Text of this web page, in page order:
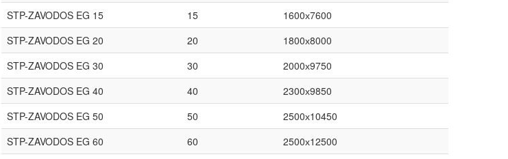
STP-ZAVODOS EG 15
15
1600х7600
STP-ZAVODOS EG 20
20
1800х8000
STP-ZAVODOS EG 30
30
2000х9750
STP-ZAVODOS EG 40
40
2300х9850
STP-ZAVODOS EG 50
50
2500х10450
STP-ZAVODOS EG 60
60
2500х12500